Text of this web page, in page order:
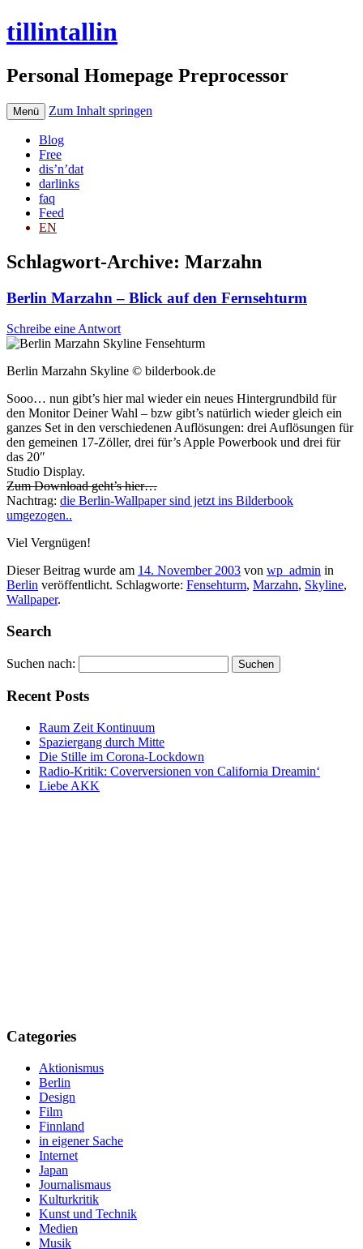
tillintallin
Personal Homepage Preprocessor
Menü Zum Inhalt springen
Blog
Free
dis’n’dat
darlinks
faq
Feed
EN
Schlagwort-Archive: Marzahn
Berlin Marzahn – Blick auf den Fernsehturm
Schreibe eine Antwort
Berlin Marzahn Skyline © bilderbook.de
Sooo… nun gibt’s hier mal wieder ein neues Hintergrundbild für
den Monitor Deiner Wahl – bzw gibt’s natürlich wieder gleich ein
ganzes Set in den verschiedenen Auflösungen: drei Auflösungen für
den gemeinen 17-Zöller, drei für’s Apple Powerbook und drei für
das 20″
Studio Display.
Zum Download geht’s hier…
Nachtrag: die Berlin-Wallpaper sind jetzt ins Bilderbook
umgezogen..
Viel Vergnügen!
Dieser Beitrag wurde am 14. November 2003 von wp_admin in
Berlin veröffentlicht. Schlagworte: Fensehturm, Marzahn, Skyline,
Wallpaper.
Search
Suchen nach:
Recent Posts
Raum Zeit Kontinuum
Spaziergang durch Mitte
Die Stille im Corona-Lockdown
Radio-Kritik: Coverversionen von California Dreamin‘
Liebe AKK
Categories
Aktionismus
Berlin
Design
Film
Finnland
in eigener Sache
Internet
Japan
Journalismaus
Kulturkritik
Kunst und Technik
Medien
Musik